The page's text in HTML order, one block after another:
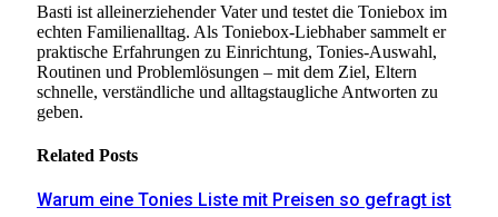
Basti ist alleinerziehender Vater und testet die Toniebox im
echten Familienalltag. Als Toniebox-Liebhaber sammelt er
praktische Erfahrungen zu Einrichtung, Tonies-Auswahl,
Routinen und Problemlösungen – mit dem Ziel, Eltern
schnelle, verständliche und alltagstaugliche Antworten zu
geben.
Related Posts
Warum eine Tonies Liste mit Preisen so gefragt ist